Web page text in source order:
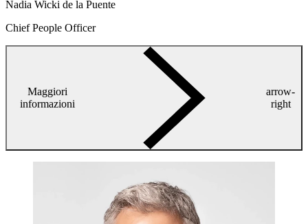
Nadia Wicki de la Puente
Chief People Officer
Maggiori
informazioni
arrow-
right